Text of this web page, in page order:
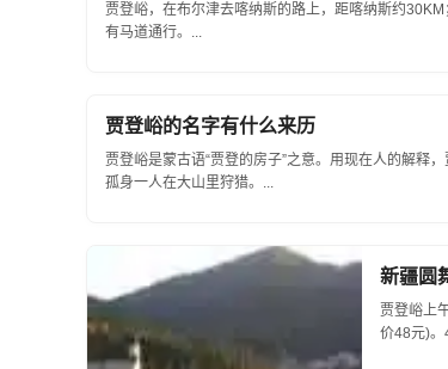
贾登峪，在布尔津去喀纳斯的路上，距喀纳斯约
有马道通行。...
贾登峪的名字有什么来历
贾登峪是蒙古语“贾登的房子”之意。用现在人的解释
孤身一人在大山里狩猎。...
新疆圆
贾登峪上
价48元)。